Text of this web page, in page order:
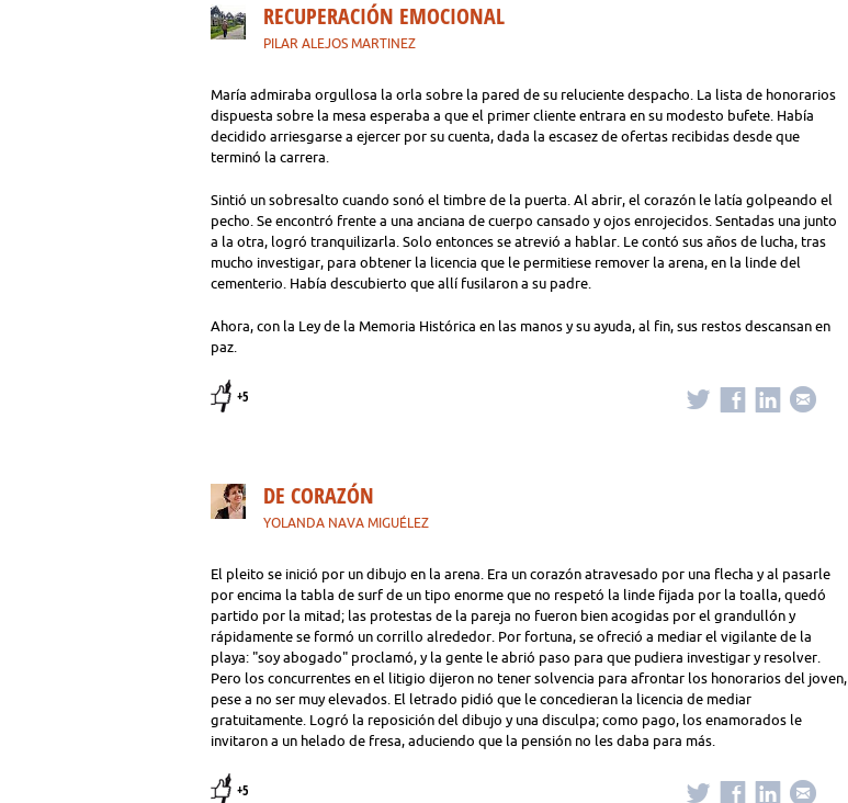
RECUPERACIÓN EMOCIONAL
PILAR ALEJOS MARTINEZ
María admiraba orgullosa la orla sobre la pared de su reluciente despacho. La lista de honorarios
dispuesta sobre la mesa esperaba a que el primer cliente entrara en su modesto bufete. Había
decidido arriesgarse a ejercer por su cuenta, dada la escasez de ofertas recibidas desde que
terminó la carrera.
Sintió un sobresalto cuando sonó el timbre de la puerta. Al abrir, el corazón le latía golpeando el
pecho. Se encontró frente a una anciana de cuerpo cansado y ojos enrojecidos. Sentadas una junto
a la otra, logró tranquilizarla. Solo entonces se atrevió a hablar. Le contó sus años de lucha, tras
mucho investigar, para obtener la licencia que le permitiese remover la arena, en la linde del
cementerio. Había descubierto que allí fusilaron a su padre.
Ahora, con la Ley de la Memoria Histórica en las manos y su ayuda, al fin, sus restos descansan en
paz.
+5
DE CORAZÓN
YOLANDA NAVA MIGUÉLEZ
El pleito se inició por un dibujo en la arena. Era un corazón atravesado por una flecha y al pasarle
por encima la tabla de surf de un tipo enorme que no respetó la linde fijada por la toalla, quedó
partido por la mitad; las protestas de la pareja no fueron bien acogidas por el grandullón y
rápidamente se formó un corrillo alrededor. Por fortuna, se ofreció a mediar el vigilante de la
playa: "soy abogado" proclamó, y la gente le abrió paso para que pudiera investigar y resolver.
Pero los concurrentes en el litigio dijeron no tener solvencia para afrontar los honorarios del joven,
pese a no ser muy elevados. El letrado pidió que le concedieran la licencia de mediar
gratuitamente. Logró la reposición del dibujo y una disculpa; como pago, los enamorados le
invitaron a un helado de fresa, aduciendo que la pensión no les daba para más.
+5